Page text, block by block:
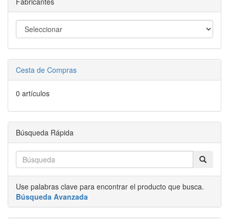
Cesta de Compras
0 artículos
Búsqueda Rápida
Use palabras clave para encontrar el producto que busca.
Búsqueda Avanzada